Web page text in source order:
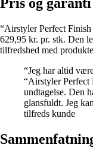
Pris og garanti
“Airstyler Perfect
629,95 kr. pr. stk. Den
tilfredshed med
“Jeg har altid
“Airstyler Perfect
undtagelse. Den
glansfuldt. Jeg
tilfreds kunde